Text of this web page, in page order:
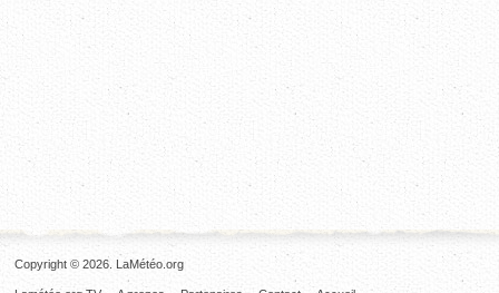
Copyright © 2026. LaMétéo.org